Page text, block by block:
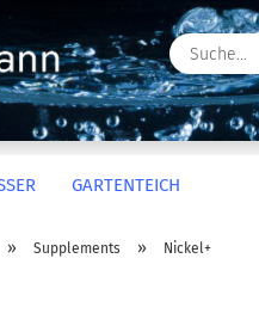
GARTENTEICH
» Supplements » Nickel+